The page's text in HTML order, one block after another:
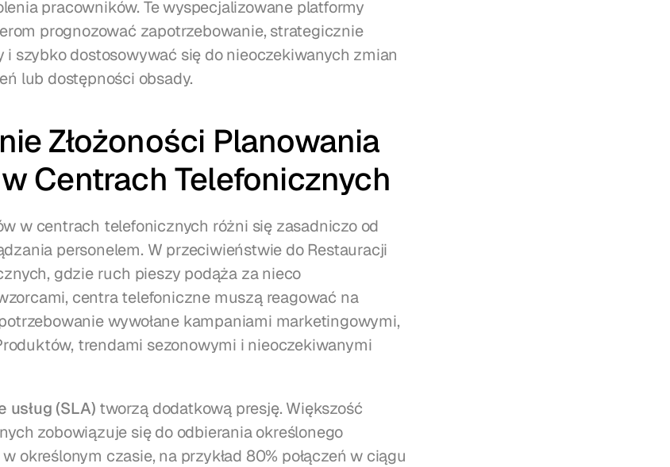
pracowników. Te wyspecjalizowane platformy
prognozować zapotrzebowanie, strategicznie
i szybko dostosowywać się do nieoczekiwanych zmian
lub dostępności obsady.
Złożoności Planowania
Centrach Telefonicznych
w centrach telefonicznych różni się zasadniczo od
personelem. W przeciwieństwie do Restauracji
gdzie ruch pieszy podąża za nieco
centra telefoniczne muszą reagować na
wywołane kampaniami marketingowymi,
trendami sezonowymi i nieoczekiwanymi
usług (SLA) tworzą dodatkową presję. Większość
zobowiązuje się do odbierania określonego
określonym czasie, na przykład 80% połączeń w ciągu